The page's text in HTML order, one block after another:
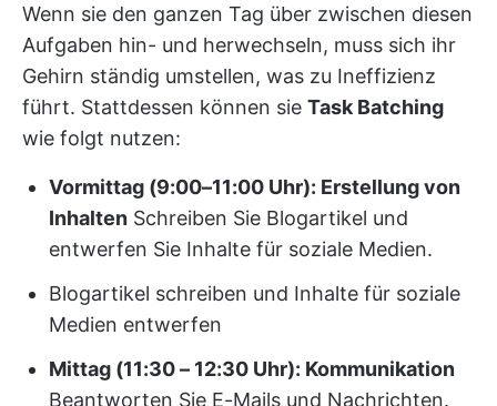
Wenn sie den ganzen Tag über zwischen diesen
Aufgaben hin- und herwechseln, muss sich ihr
Gehirn ständig umstellen, was zu Ineffizienz
führt. Stattdessen können sie Task Batching
wie folgt nutzen:
Vormittag (9:00–11:00 Uhr): Erstellung von
Inhalten Schreiben Sie Blogartikel und
entwerfen Sie Inhalte für soziale Medien.
Blogartikel schreiben und Inhalte für soziale
Medien entwerfen
Mittag (11:30 – 12:30 Uhr): Kommunikation
Beantworten Sie E-Mails und Nachrichten.